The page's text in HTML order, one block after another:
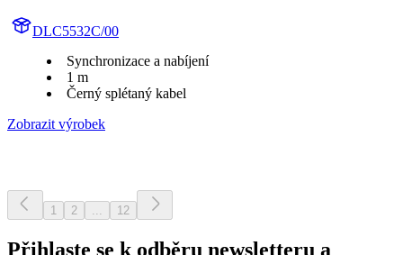
DLC5532C/00
Synchronizace a nabíjení
1 m
Černý splétaný kabel
Zobrazit výrobek
1 2 12
Přihlaste se k odběru newsletteru a